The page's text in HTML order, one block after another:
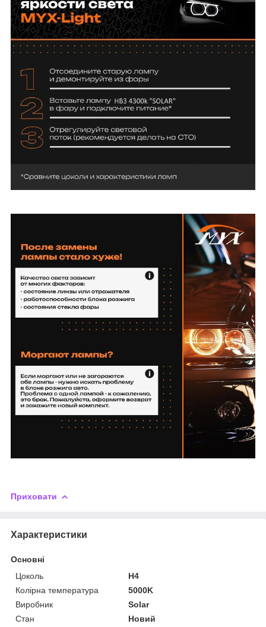
Приховати
Характеристики
Основні
Цоколь
H4
Колірна температура
5000K
Виробник
Solar
Стан
Новий